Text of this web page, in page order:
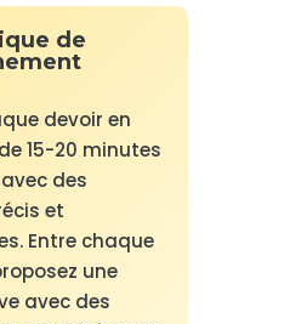
de
devoir en
15-20 minutes
des
et
Entre chaque
une
avec des